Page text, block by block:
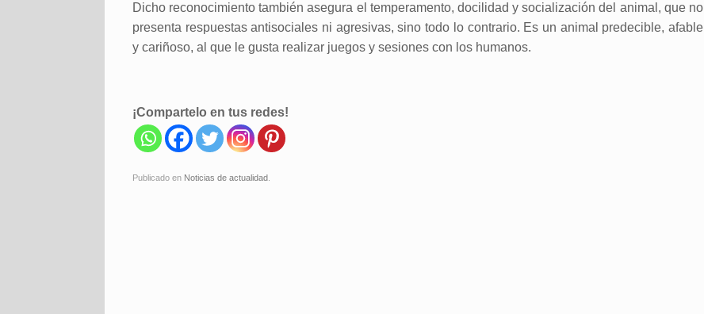
Dicho reconocimiento también asegura el temperamento, docilidad y socialización del animal, que no
presenta respuestas antisociales ni agresivas, sino todo lo contrario. Es un animal predecible, afable
y cariñoso, al que le gusta realizar juegos y sesiones con los humanos.
¡Compartelo en tus redes!
Publicado en Noticias de actualidad